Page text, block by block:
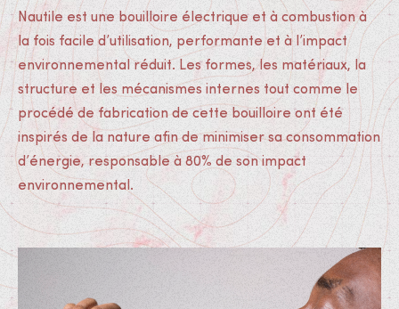
Nautile est une bouilloire électrique et à combustion à
la fois facile d’utilisation, performante et à l’impact
environnemental réduit. Les formes, les matériaux, la
structure et les mécanismes internes tout comme le
procédé de fabrication de cette bouilloire ont été
inspirés de la nature afin de minimiser sa consommation
d’énergie, responsable à 80% de son impact
environnemental.
Médias